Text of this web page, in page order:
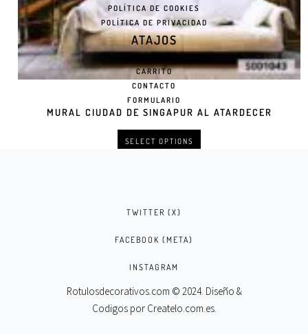
MURAL CIUDAD DE SINGAPUR AL ATARDECER
SELECT OPTIONS
POLÍTICA DE COOKIES
POLÍTICA DE PRIVACIDAD
ATAJOS
MI CUENTA
CARRITO
CONTACTO
FORMULARIO
TWITTER (X)
FACEBOOK (META)
INSTAGRAM
Rotulosdecorativos.com © 2024. Diseño &
Codigos por Createlo.com.es.